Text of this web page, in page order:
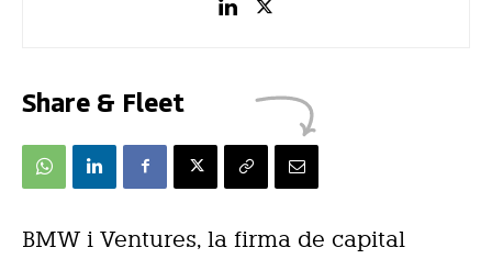
Share & Fleet
BMW i Ventures, la firma de capital